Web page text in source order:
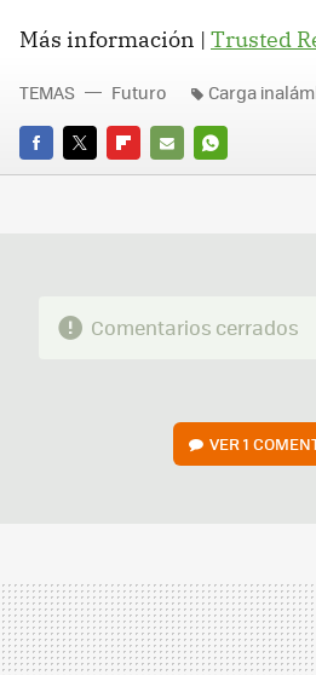
Más información | Trusted
FACEBOOK
TWITTERFLIPBOARD
E-
WHATSAPP
TEMAS Futuro Carga
Comentarios cerrados
VER1